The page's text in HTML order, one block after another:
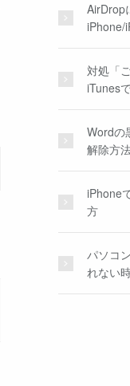
AirDrop
iPhone/
対処「
iTunes
Wordの
解除方
iPhone
方
パソコ
れない